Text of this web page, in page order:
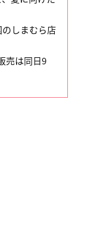
しまむら店
売は同日9